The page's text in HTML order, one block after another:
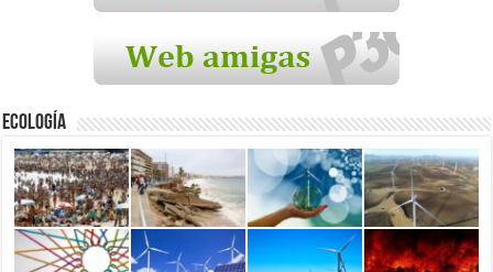
Ecología